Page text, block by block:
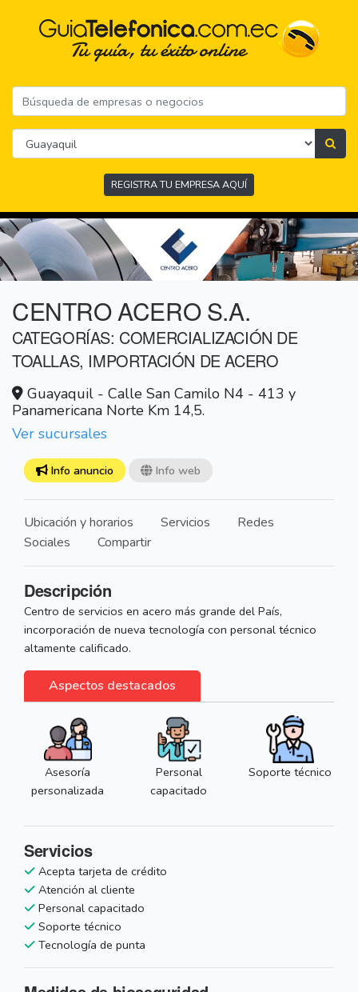
REGISTRA TU EMPRESA AQUÍ
CENTRO ACERO S.A.
CATEGORÍAS: COMERCIALIZACIÓN DE
TOALLAS, IMPORTACIÓN DE ACERO
Guayaquil - Calle San Camilo N4 - 413 y
Panamericana Norte Km 14,5.
Ver sucursales
Info anuncio Info web
Ubicación y horarios Servicios
Redes
Sociales
Compartir
Descripción
Centro de servicios en acero más grande del País,
incorporación de nueva tecnología con personal técnico
altamente calificado.
Aspectos destacados
Asesoría
personalizada
Personal
capacitado
Soporte técnico
Servicios
Acepta tarjeta de crédito
Atención al cliente
Personal capacitado
Soporte técnico
Tecnología de punta